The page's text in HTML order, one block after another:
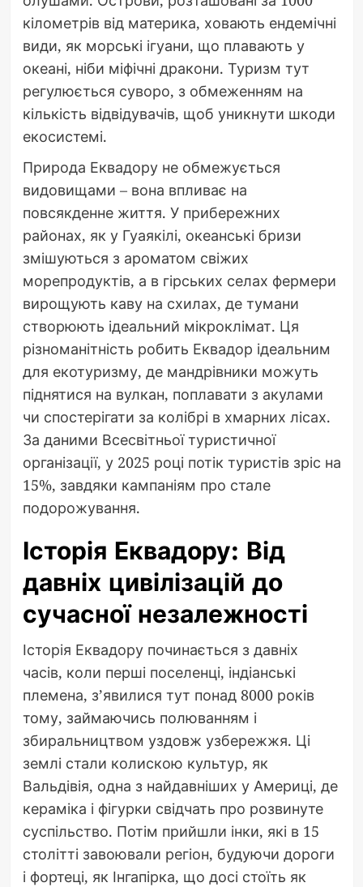
кілометрів від материка, ховають ендемічні
види, як морські ігуани, що плавають у
океані, ніби міфічні дракони. Туризм тут
регулюється суворо, з обмеженням на
кількість відвідувачів, щоб уникнути шкоди
екосистемі.
Природа Еквадору не обмежується
видовищами – вона впливає на
повсякденне життя. У прибережних
районах, як у Гуаякілі, океанські бризи
змішуються з ароматом свіжих
морепродуктів, а в гірських селах фермери
вирощують каву на схилах, де тумани
створюють ідеальний мікроклімат. Ця
різноманітність робить Еквадор ідеальним
для екотуризму, де мандрівники можуть
піднятися на вулкан, поплавати з акулами
чи спостерігати за колібрі в хмарних лісах.
За даними Всесвітньої туристичної
організації, у 2025 році потік туристів зріс на
15%, завдяки кампаніям про стале
подорожування.
Історія Еквадору: Від
давніх цивілізацій до
сучасної незалежності
Історія Еквадору починається з давніх
часів, коли перші поселенці, індіанські
племена, з’явилися тут понад 8000 років
тому, займаючись полюванням і
збиральництвом уздовж узбережжя. Ці
землі стали колискою культур, як
Вальдівія, одна з найдавніших у Америці, де
кераміка і фігурки свідчать про розвинуте
суспільство. Потім прийшли інки, які в 15
столітті завоювали регіон, будуючи дороги
і фортеці, як Інгапірка, що досі стоїть як